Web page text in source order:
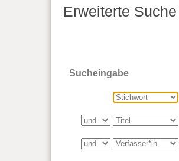
Erweiterte Suche
Sucheingabe